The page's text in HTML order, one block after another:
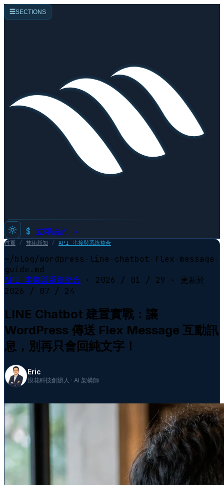
☰SECTIONS
$ 立即諮詢 →
首頁 / 技術新知 / API 串接與系統整合
~/blog/wordpress-line-chatbot-flex-message-
guide.md
API 串接與系統整合 · 2026 / 01 / 29
· 更新於
2026 / 07 / 24
LINE Chatbot 建置實戰：讓
WordPress 傳送 Flex Message 互動訊
息，別再只會回純文字！
Eric
浪花科技創辦人 · AI 架構師